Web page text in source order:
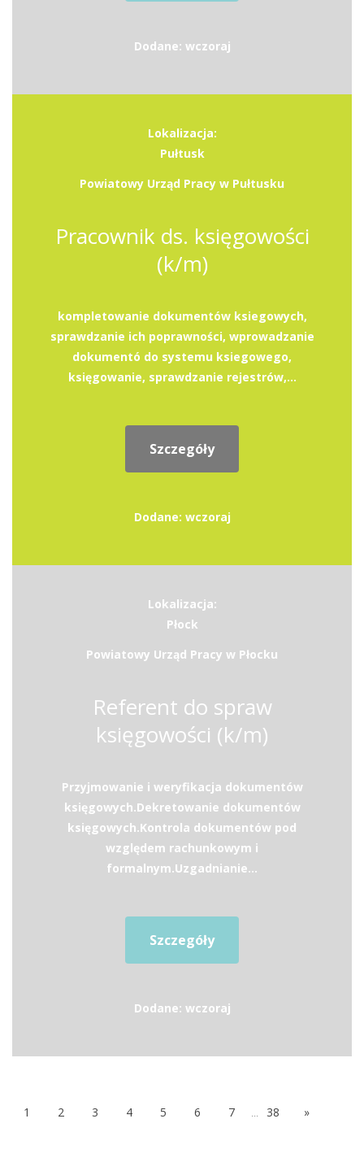
Dodane: wczoraj
Lokalizacja:
Pułtusk
Powiatowy Urząd Pracy w Pułtusku
Pracownik ds. księgowości
(k/m)
kompletowanie dokumentów ksiegowych,
sprawdzanie ich poprawności, wprowadzanie
dokumentó do systemu ksiegowego,
księgowanie, sprawdzanie rejestrów,...
Szczegóły
Dodane: wczoraj
Lokalizacja:
Płock
Powiatowy Urząd Pracy w Płocku
Referent do spraw
księgowości (k/m)
Przyjmowanie i weryfikacja dokumentów
księgowych.Dekretowanie dokumentów
księgowych.Kontrola dokumentów pod
względem rachunkowym i
formalnym.Uzgadnianie...
Szczegóły
Dodane: wczoraj
1 2 3 4 5 6 7 ... 38 »